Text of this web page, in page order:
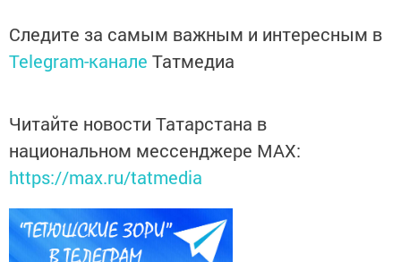
Следите за самым важным и интересным в
Telegram-канале Татмедиа
Читайте новости Татарстана в
национальном мессенджере MАХ:
https://max.ru/tatmedia